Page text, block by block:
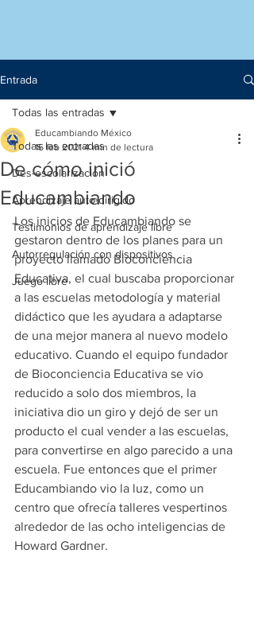
Entrada
Todas las entradas
Des-escolarización
Aprendizaje auto-dirigido
Testimonios de aprendizaje libre
Autorregulación con dispositivos
Juego libre
Todas las entradas
De cómo inició
Educambiando
Educambiando México
16 feb 2021 4 min de lectura
Los inicios de Educambiando se
gestaron dentro de los planes para un
proyecto llamado Bioconciencia
Educativa, el cual buscaba proporcionar
a las escuelas metodología y material
didáctico que les ayudara a adaptarse
de una mejor manera al nuevo modelo
educativo. Cuando el equipo fundador
de Bioconciencia Educativa se vio
reducido a solo dos miembros, la
iniciativa dio un giro y dejó de ser un
producto el cual vender a las escuelas,
para convertirse en algo parecido a una
escuela. Fue entonces que el primer
Educambiando vio la luz, como un
centro que ofrecía talleres vespertinos
alrededor de las ocho inteligencias de
Howard Gardner.